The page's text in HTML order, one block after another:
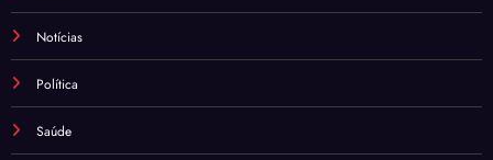
Notícias
Política
Saúde